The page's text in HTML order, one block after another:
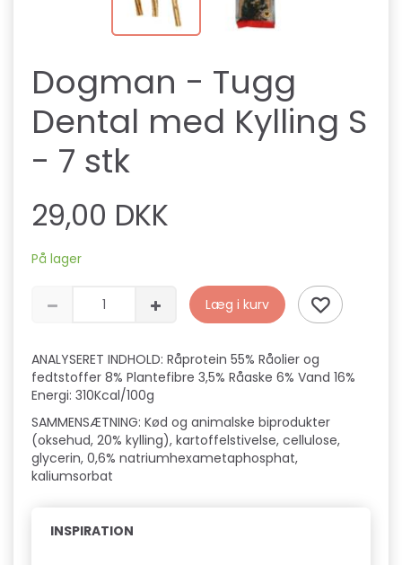
Dogman - Tugg
Dental med Kylling S
- 7 stk
29,00 DKK
På lager
Læg i kurv
ANALYSERET INDHOLD: Råprotein 55% Råolier og
fedtstoffer 8% Plantefibre 3,5% Råaske 6% Vand 16%
Energi: 310Kcal/100g
SAMMENSÆTNING: Kød og animalske biprodukter
(oksehud, 20% kylling), kartoffelstivelse, cellulose,
glycerin, 0,6% natriumhexametaphosphat,
kaliumsorbat
INSPIRATION